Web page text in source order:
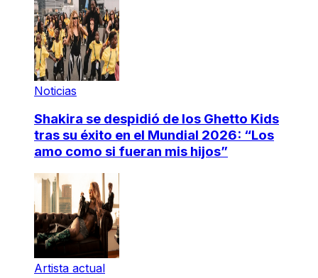
Noticias
Shakira se despidió de los Ghetto Kids
tras su éxito en el Mundial 2026: “Los
amo como si fueran mis hijos”
Artista actual